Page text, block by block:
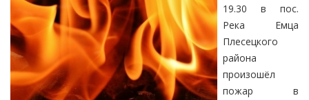
19.30 в пос.
Река Емца
Плесецкого
района
произошёл
пожар в